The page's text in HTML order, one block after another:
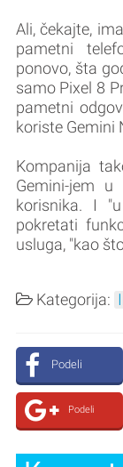
Ali, čekajte,
pametni
ponovo, šta
samo Pixel 8
pametni
koriste Gemini
Kompanija
Gemini-jem u
korisnika. I
pokretati
usluga, "kao
Kategorija:
Podeli
Podeli